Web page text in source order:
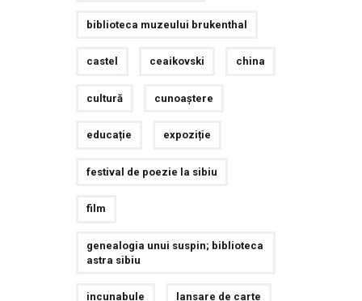
biblioteca muzeului brukenthal
castel ceaikovski china
cultură cunoaștere
educație expoziție
festival de poezie la sibiu
film
genealogia unui suspin; biblioteca
astra sibiu
incunabule lansare de carte